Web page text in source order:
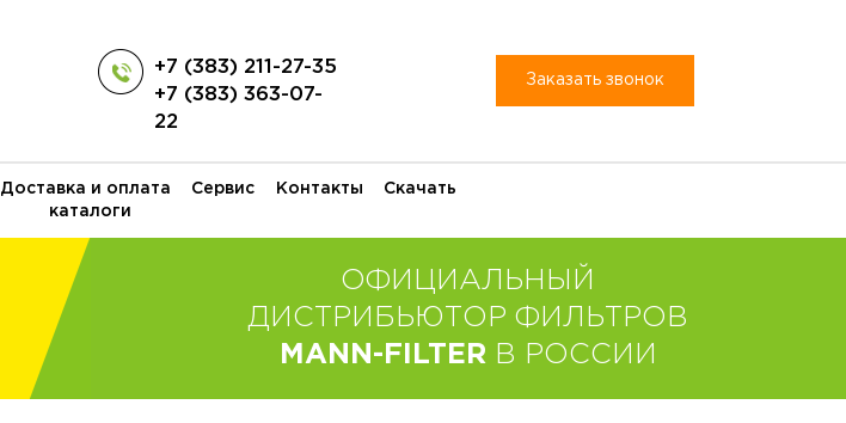
+7 (383) 211-27-35
+7 (383) 363-07-
22
Заказать звонок
Доставка и оплата Сервис Контакты
Скачать
каталоги
ОФИЦИАЛЬНЫЙ
ДИСТРИБЬЮТОР ФИЛЬТРОВ
MANN-FILTER В РОССИИ